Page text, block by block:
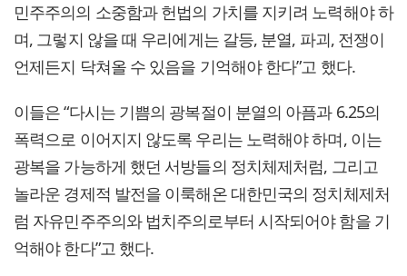
민주주의의 소중함과 헌법의 가치를 지키려 노력해야 하
며, 그렇지 않을 때 우리에게는 갈등, 분열, 파괴, 전쟁이
언제든지 닥쳐올 수 있음을 기억해야 한다”고 했다.
이들은 “다시는 기쁨의 광복절이 분열의 아픔과 6.25의
폭력으로 이어지지 않도록 우리는 노력해야 하며, 이는
광복을 가능하게 했던 서방들의 정치체제처럼, 그리고
놀라운 경제적 발전을 이룩해온 대한민국의 정치체제처
럼 자유민주주의와 법치주의로부터 시작되어야 함을 기
억해야 한다”고 했다.